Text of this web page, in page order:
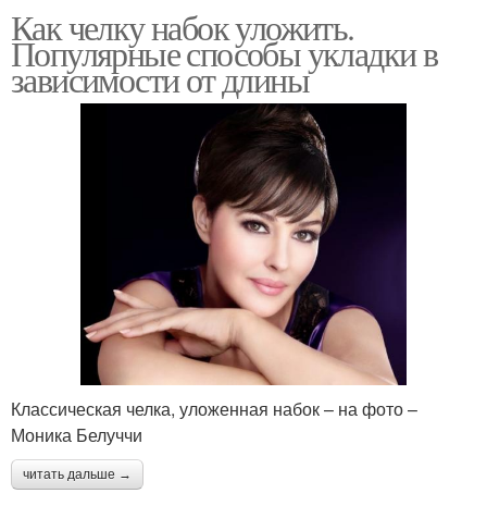
Как челку набок уложить.
Популярные способы укладки в
зависимости от длины
Классическая челка, уложенная набок – на фото –
Моника Белуччи
читать дальше →